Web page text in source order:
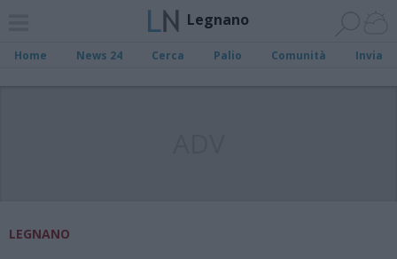
Legnano
Home News 24 Cerca Palio Comunità Invia
LEGNANO